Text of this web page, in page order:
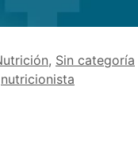
, Sin categoría
nutricionista